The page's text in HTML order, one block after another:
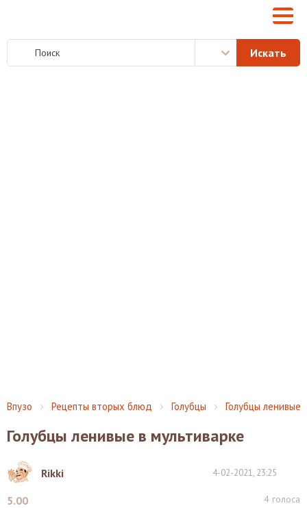
Впузо Рецепты вторых блюд Голубцы Голубцы ленивые
Голубцы ленивые в мультиварке
Rikki 4-02-2021, 23:25
5.00 4 голоса